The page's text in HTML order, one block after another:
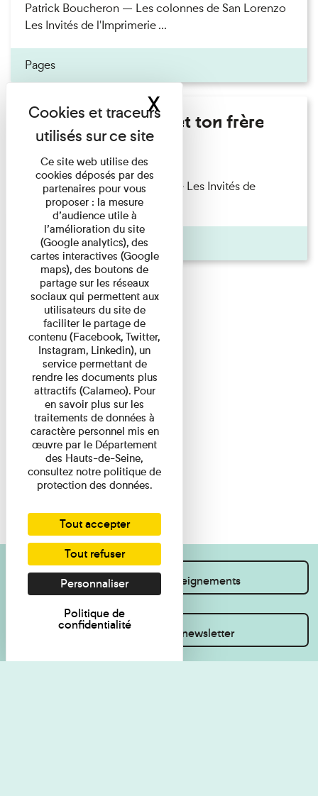
Patrick Boucheron — Les colonnes de San Lorenzo
Les Invités de l'Imprimerie ...
Pages
Marie Cosnay - Toi et ton frère
Lecture
Marie Cosnay — Toi et ton frère Les Invités de
l'Imprimerie n°10 À ...
Pages
Je souhaite des renseignements
Inscrivez-vous à la newsletter
Ce site web utilise des
cookies déposés par des
partenaires pour vous
proposer : la mesure
d’audience utile à
l’amélioration du site
(Google analytics), des
cartes interactives (Google
maps), des boutons de
partage sur les réseaux
sociaux qui permettent aux
utilisateurs du site de
faciliter le partage de
contenu (Facebook, Twitter,
Instagram, Linkedin), un
service permettant de
rendre les documents plus
attractifs (Calameo). Pour
en savoir plus sur les
traitements de données à
caractère personnel mis en
œuvre par le Département
des Hauts-de-Seine,
consultez notre politique de
protection des données.
Tout accepter
Tout refuser
Personnaliser
Politique de
confidentialité
XMasquer le